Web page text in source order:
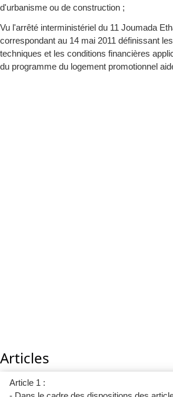
d'urbanisme ou de construction ;
Vu l'arrêté interministériel du 11 Joumada
correspondant au 14 mai 2011 définissant
techniques et les conditions financières
du programme du logement promotionnel
Articles
Article 1 :